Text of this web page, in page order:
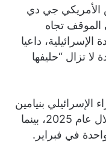
الأمريكي جي دي
الموقف تجاه
الإسرائيلية، داعيا
لا تزال “حليفها
الإسرائيلي بنيامين
نتنياهو زار واشنطن خمس مرات خلال عام 2025، بينما